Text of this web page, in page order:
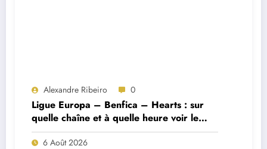
Alexandre Ribeiro 0
Ligue Europa – Benfica – Hearts : sur
quelle chaîne et à quelle heure voir le
match ?
6 Août 2026